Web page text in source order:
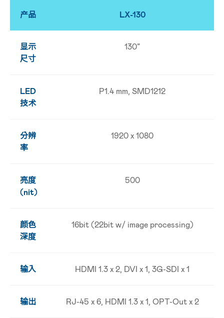
产品 LX-130
显示
尺寸
130”
LED
技术
P1.4 mm, SMD1212
分辨
率
1920 x 1080
亮度
(nit)
500
颜色
深度
16bit (22bit w/ image processing)
输入 HDMI 1.3 x 2, DVI x 1, 3G-SDI x 1
输出 RJ-45 x 6, HDMI 1.3 x 1, OPT-Out x 2